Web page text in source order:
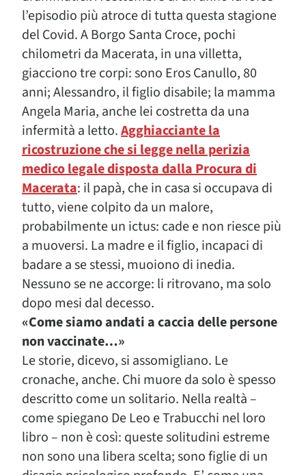
l’episodio più atroce di tutta questa stagione
del Covid. A Borgo Santa Croce, pochi
chilometri da Macerata, in una villetta,
giacciono tre corpi: sono Eros Canullo, 80
anni; Alessandro, il figlio disabile; la mamma
Angela Maria, anche lei costretta da una
infermità a letto.Agghiacciante la
ricostruzione che si legge nella perizia
medico legale disposta dalla Procura di
Macerata: il papà, che in casa si occupava di
tutto, viene colpito da un malore,
probabilmente un ictus: cade e non riesce più
a muoversi. La madre e il figlio, incapaci di
badare a se stessi, muoiono di inedia.
Nessuno se ne accorge: li ritrovano, ma solo
dopo mesi dal decesso.
«Come siamo andati a caccia delle persone
non vaccinate…»
Le storie, dicevo, si assomigliano. Le
cronache, anche. Chi muore da solo è spesso
descritto come un solitario. Nella realtà –
come spiegano De Leo e Trabucchi nel loro
libro – non è così: queste solitudini estreme
non sono una libera scelta; sono figlie di un